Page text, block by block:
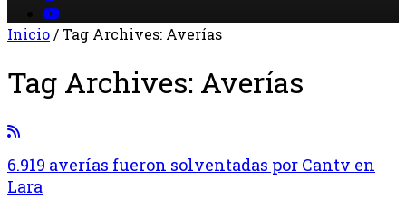
Inicio/Tag Archives: Averías
Tag Archives: Averías
6.919 averías fueron solventadas por Cantv en
Lara